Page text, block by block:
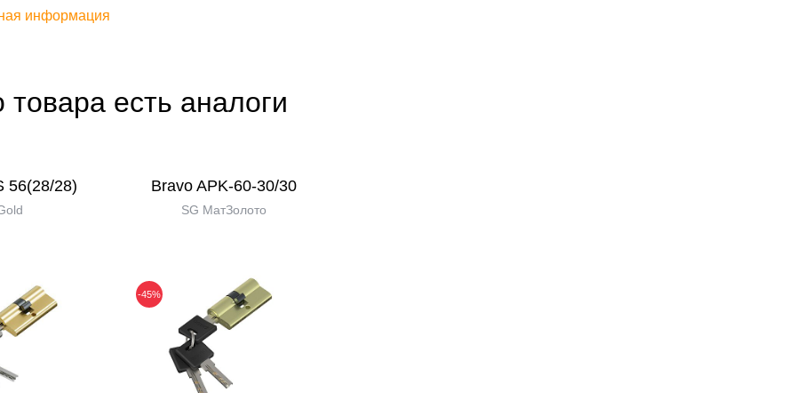
информация
товара есть аналоги
56(28/28) Bravo AРK-60-30/30
SG МатЗолото
-45%